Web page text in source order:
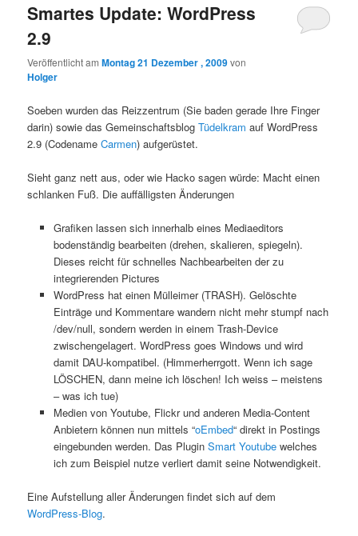
Smartes Update: WordPress
2.9
Veröffentlicht amMontag 21 Dezember , 2009von
Holger
Soeben wurden das Reizzentrum (Sie baden gerade Ihre Finger
darin) sowie das GemeinschaftsblogTüdelkram auf WordPress
2.9 (CodenameCarmen) aufgerüstet.
Sieht ganz nett aus, oder wie Hacko sagen würde: Macht einen
schlanken Fuß. Die auffälligsten Änderungen
Grafiken lassen sich innerhalb eines Mediaeditors
bodenständig bearbeiten (drehen, skalieren, spiegeln).
Dieses reicht für schnelles Nachbearbeiten der zu
integrierenden Pictures
WordPress hat einen Mülleimer (TRASH). Gelöschte
Einträge und Kommentare wandern nicht mehr stumpf nach
/dev/null, sondern werden in einem Trash-Device
zwischengelagert. WordPress goes Windows und wird
damit DAU-kompatibel. (Himmerherrgott. Wenn ich sage
LÖSCHEN, dann meine ich löschen! Ich weiss – meistens
– was ich tue)
Medien von Youtube, Flickr und anderen Media-Content
Anbietern können nun mittels “oEmbed“ direkt in Postings
eingebunden werden. Das Plugin Smart Youtubewelches
ich zum Beispiel nutze verliert damit seine Notwendigkeit.
Eine Aufstellung aller Änderungen findet sich auf dem
WordPress-Blog.